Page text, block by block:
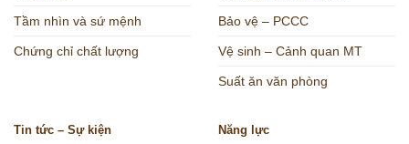
Tầm nhìn và sứ mệnh
Chứng chỉ chất lượng
Bảo vệ – PCCC
Vệ sinh – Cảnh quan MT
Suất ăn văn phòng
Tin tức – Sự kiện Năng lực